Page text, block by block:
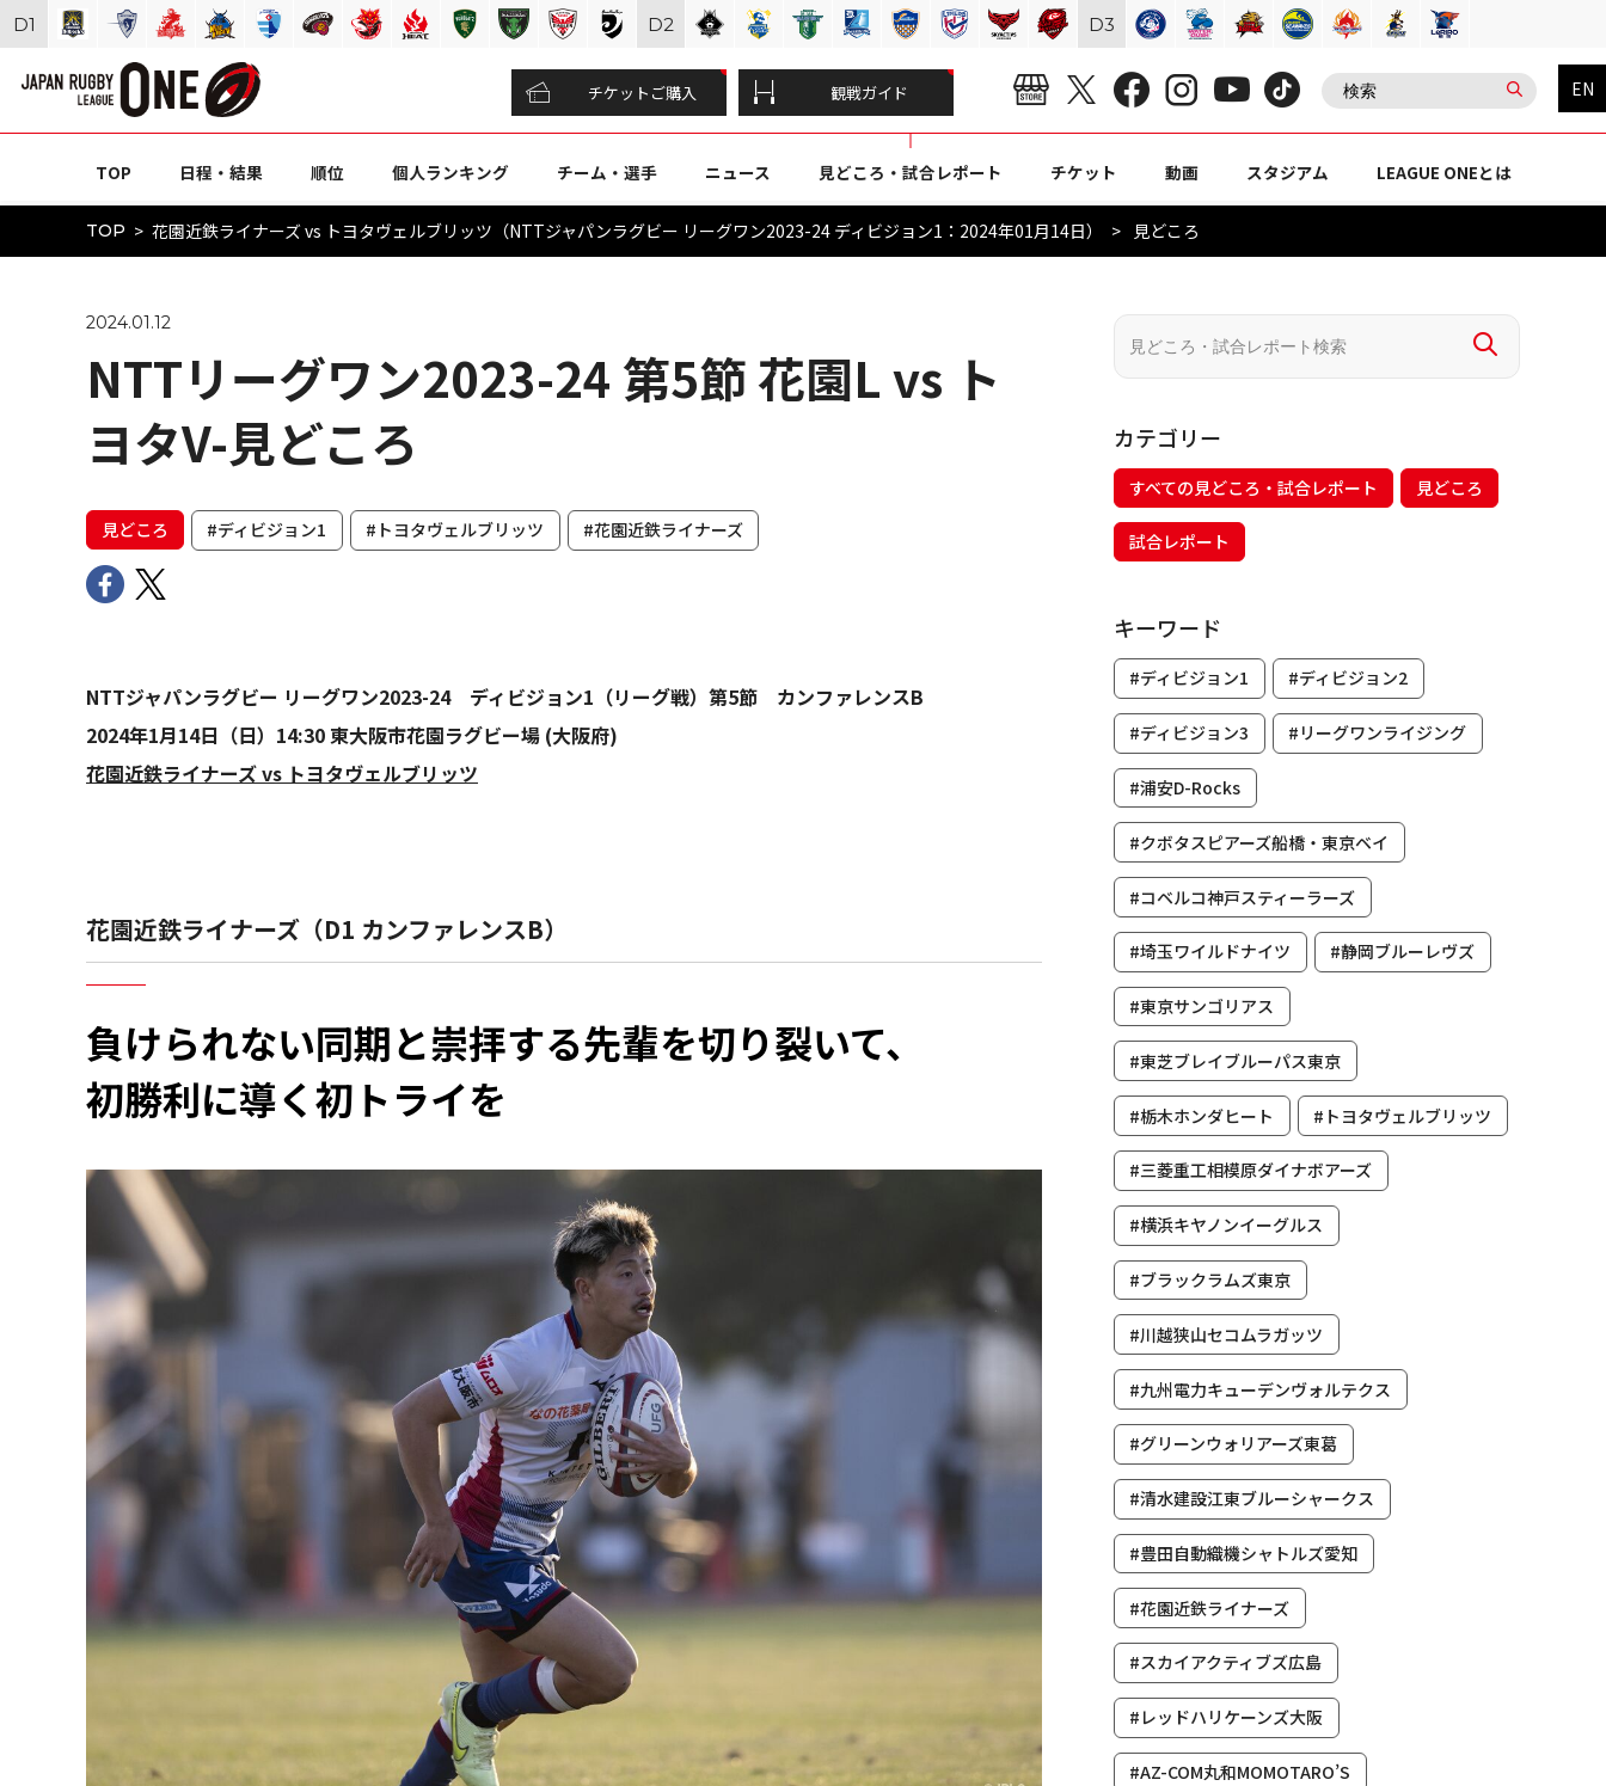
チケットご購入 観戦ガイド EN
TOP 日程・結果 順位 個人ランキング チーム・選手 ニュース 見どころ・試合レポート チケット 動画 スタジアム LEAGUE ONEとは
TOP 花園近鉄ライナーズ vs トヨタヴェルブリッツ（NTTジャパンラグビー リーグワン2023-24 ディビジョン1：2024年01月14日） 見どころ
2024.01.12
NTTリーグワン2023-24 第5節 花園L vs ト
ヨタV-見どころ
見どころ #ディビジョン1 #トヨタヴェルブリッツ #花園近鉄ライナーズ
NTTジャパンラグビー リーグワン2023-24 ディビジョン1（リーグ戦）第5節 カンファレンスB
2024年1月14日（日）14:30 東大阪市花園ラグビー場 (大阪府)
花園近鉄ライナーズ vs トヨタヴェルブリッツ
花園近鉄ライナーズ（D1 カンファレンスB）
負けられない同期と崇拝する先輩を切り裂いて、
初勝利に導く初トライを
カテゴリー
すべての見どころ・試合レポート 見どころ
試合レポート
キーワード
#ディビジョン1 #ディビジョン2
#ディビジョン3 #リーグワンライジング
#浦安D-Rocks
#クボタスピアーズ船橋・東京ベイ
#コベルコ神戸スティーラーズ
#埼玉ワイルドナイツ #静岡ブルーレヴズ
#東京サンゴリアス
#東芝ブレイブルーパス東京
#栃木ホンダヒート #トヨタヴェルブリッツ
#三菱重工相模原ダイナボアーズ
#横浜キヤノンイーグルス
#ブラックラムズ東京
#川越狭山セコムラガッツ
#九州電力キューデンヴォルテクス
#グリーンウォリアーズ東葛
#清水建設江東ブルーシャークス
#豊田自動織機シャトルズ愛知
#花園近鉄ライナーズ
#スカイアクティブズ広島
#レッドハリケーンズ大阪
#AZ-COM丸和MOMOTARO’S
D1 D2 D3